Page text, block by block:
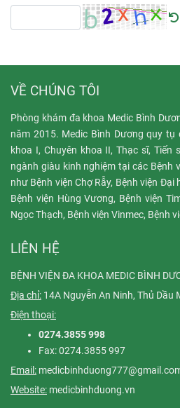
VỀ CHÚNG TÔI
Phòng khám đa khoa Medic Bình
năm 2015. Medic Bình Dương quy tụ
khoa I, Chuyên khoa II, Thạc sĩ, Tiến
ngành giàu kinh nghiệm tại các Bệnh
như Bệnh viện Chợ Rẫy, Bệnh viện Đại
Bệnh viện Hùng Vương, Bệnh viện
Ngọc Thạch, Bệnh viện Vinmec, Bệnh
LIÊN HỆ
BỆNH VIỆN ĐA KHOA MEDIC BÌNH
Địa chỉ: 14A Nguyễn An Ninh, Thủ Dầu
Điện thoại:
0274.3855 998
Fax: 0274.3855 997
Email:
Website: medicbinhduong.vn